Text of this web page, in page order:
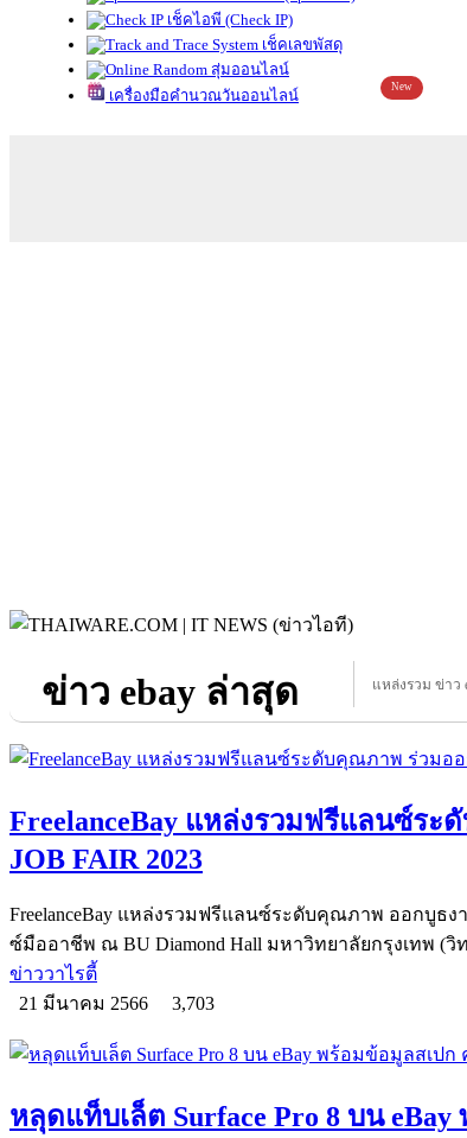
เช็คไอพี (Check IP)
เช็คเลขพัสดุ
สุ่มออนไลน์
เครื่องมือคำนวณวันออนไลน์
New
ข่าว ebay ล่าสุด แหล่งรวม ข่าว
FreelanceBay แหล่งรวมฟรีแลนซ์ร
JOB FAIR 2023
FreelanceBay แหล่งรวมฟรีแลนซ์ระดับคุณภาพ ออกบูธง
ซ์มืออาชีพ ณ BU Diamond Hall มหาวิทยาลัยกรุงเทพ (วิ
ข่าววาไรตี้
21 มีนาคม 2566
3,703
หลุดแท็บเล็ต Surface Pro 8 บน